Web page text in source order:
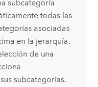
subcategoría
todas las
asociadas
en la jerarquía.
de una
subcategorías.